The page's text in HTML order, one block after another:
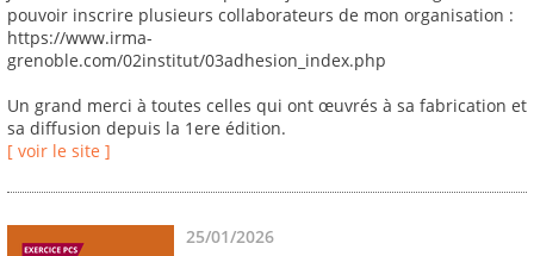
pouvoir inscrire plusieurs collaborateurs de mon organisation :
https://www.irma-
grenoble.com/02institut/03adhesion_index.php
Un grand merci à toutes celles qui ont œuvrés à sa fabrication et
sa diffusion depuis la 1ere édition.
[ voir le site ]
25/01/2026